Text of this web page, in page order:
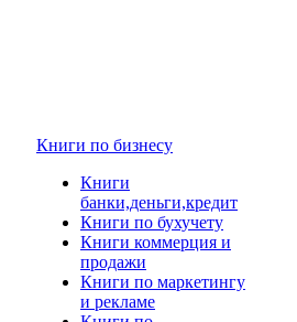
Книги по бизнесу
Книги
банки,деньги,кредит
Книги по бухучету
Книги коммерция и
продажи
Книги по маркетингу
и рекламе